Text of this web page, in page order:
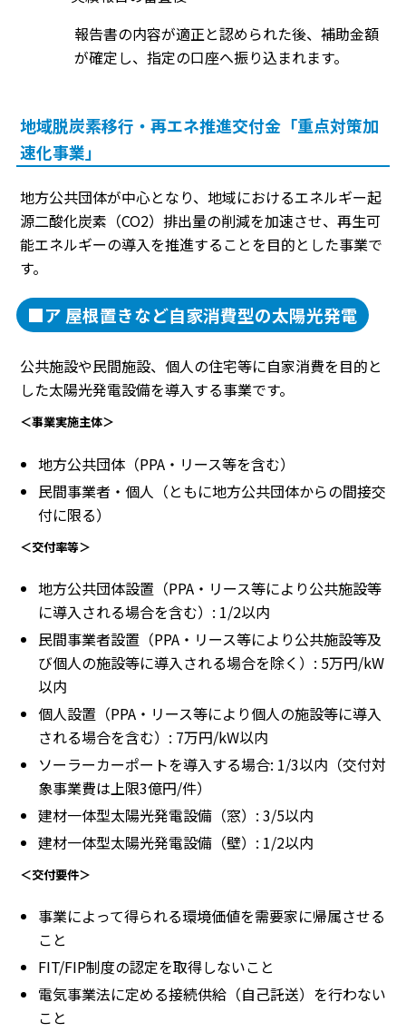
報告書の内容が適正と認められた後、補助金額
が確定し、指定の口座へ振り込まれます。
地域脱炭素移行・再エネ推進交付金「重点対策加
速化事業」
地方公共団体が中心となり、地域におけるエネルギー起
源二酸化炭素（CO2）排出量の削減を加速させ、再生可
能エネルギーの導入を推進することを目的とした事業で
す。
■ア 屋根置きなど自家消費型の太陽光発電
公共施設や民間施設、個人の住宅等に自家消費を目的と
した太陽光発電設備を導入する事業です。
＜事業実施主体＞
地方公共団体（PPA・リース等を含む）
民間事業者・個人（ともに地方公共団体からの間接交
付に限る）
＜交付率等＞
地方公共団体設置（PPA・リース等により公共施設等
に導入される場合を含む）: 1/2以内
民間事業者設置（PPA・リース等により公共施設等及
び個人の施設等に導入される場合を除く）: 5万円/kW
以内
個人設置（PPA・リース等により個人の施設等に導入
される場合を含む）: 7万円/kW以内
ソーラーカーポートを導入する場合: 1/3以内（交付対
象事業費は上限3億円/件）
建材一体型太陽光発電設備（窓）: 3/5以内
建材一体型太陽光発電設備（壁）: 1/2以内
＜交付要件＞
事業によって得られる環境価値を需要家に帰属させる
こと
FIT/FIP制度の認定を取得しないこと
電気事業法に定める接続供給（自己託送）を行わない
こと